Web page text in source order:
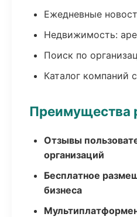
Ежедневные
Недвижимость:
Поиск по
Каталог компаний
Преимущества
Отзывы
организаций
Бесплатное
бизнеса